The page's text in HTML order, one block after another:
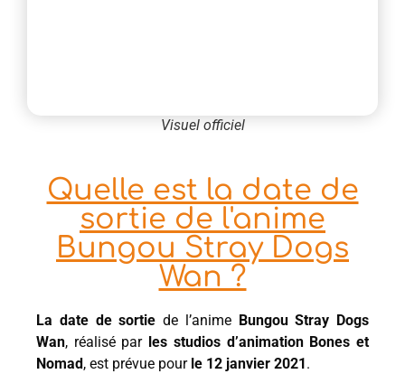
Visuel officiel
Quelle est la date de
sortie de l'anime
Bungou Stray Dogs
Wan ?
La date de sortie de l’anime Bungou Stray Dogs
Wan, réalisé par les studios d’animation Bones et
Nomad , est prévue pour le 12 janvier 2021 .